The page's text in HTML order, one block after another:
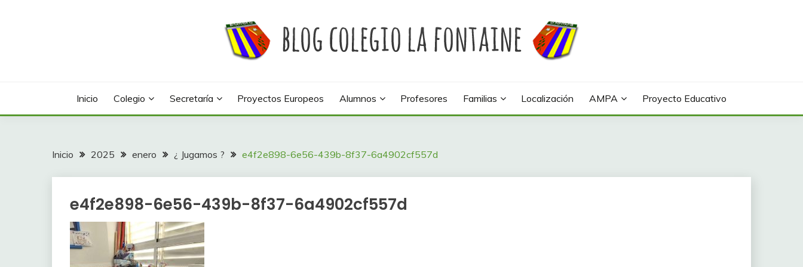
Inicio Colegio Secretaría Proyectos Europeos Alumnos Profesores Familias Localización AMPA Proyecto Educativo
Inicio 2025 enero ¿ Jugamos ? e4f2e898-6e56-439b-8f37-6a4902cf557d
e4f2e898-6e56-439b-8f37-6a4902cf557d